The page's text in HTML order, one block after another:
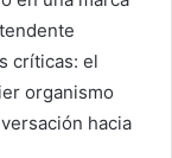
críticas: el
organismo
hacia